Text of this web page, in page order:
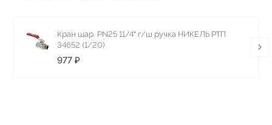
Кран шар. PN25 11/4" г/ш ручка НИКЕЛЬ РТП
34652 (1/20)
977 ₽